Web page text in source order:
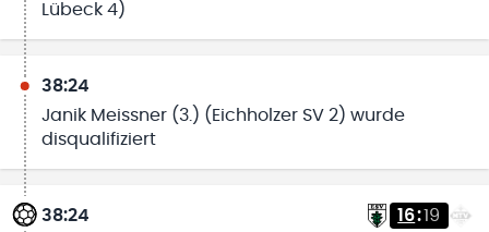
Lübeck 4)
38:24
Janik Meissner (3.) (Eichholzer SV 2) wurde
disqualifiziert
38:24 16:19